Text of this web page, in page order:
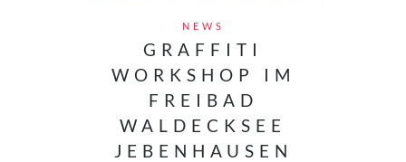
NEWS
GRAFFITI
WORKSHOP IM
FREIBAD
WALDECKSEE
JEBENHAUSEN